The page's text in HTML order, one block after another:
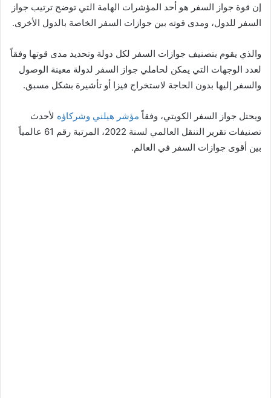
إن قوة جواز السفر هو أحد المؤشرات الهامة التي توضح ترتيب جواز
السفر للدول، ومدى قوته بين جوازات السفر الخاصة بالدول الأخرى.
والذي يقوم بتصنيف جوازات السفر لكل دولة وتحديد مدى قوتها وفقاً
لعدد الوجهات التي يمكن لحاملي جواز السفر لدولة معينة الوصول
والسفر إليها بدون الحاجة لاستخراج فيزا أو تأشيرة بشكل مسبق.
ويحتل جواز السفر الكويتي، وفقاً مؤشر هيلني وشركاؤه لأحدث
تصنيفات تقرير التنقل العالمي لسنة 2022، المرتبة رقم 61 عالمياً
بين أقوى جوازات السفر في العالم.